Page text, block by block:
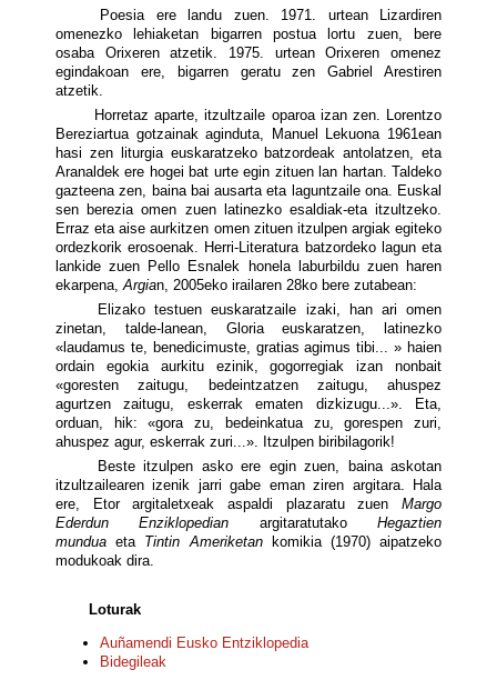
Poesia ere landu zuen. 1971. urtean Lizardiren
omenezko lehiaketan bigarren postua lortu zuen, bere
osaba Orixeren atzetik. 1975. urtean Orixeren omenez
egindakoan ere, bigarren geratu zen Gabriel Arestiren
atzetik.
Horretaz aparte, itzultzaile oparoa izan zen. Lorentzo
Bereziartua gotzainak aginduta, Manuel Lekuona 1961ean
hasi zen liturgia euskaratzeko batzordeak antolatzen, eta
Aranaldek ere hogei bat urte egin zituen lan hartan. Taldeko
gazteena zen, baina bai ausarta eta laguntzaile ona. Euskal
sen berezia omen zuen latinezko esaldiak-eta itzultzeko.
Erraz eta aise aurkitzen omen zituen itzulpen argiak egiteko
ordezkorik erosoenak. Herri-Literatura batzordeko lagun eta
lankide zuen Pello Esnalek honela laburbildu zuen haren
ekarpena, Argian, 2005eko irailaren 28ko bere zutabean:
Elizako testuen euskaratzaile izaki, han ari omen
zinetan, talde-lanean, Gloria euskaratzen, latinezko
«laudamus te, benedicimuste, gratias agimus tibi... » haien
ordain egokia aurkitu ezinik, gogorregiak izan nonbait
«goresten zaitugu, bedeintzatzen zaitugu, ahuspez
agurtzen zaitugu, eskerrak ematen dizkizugu...». Eta,
orduan, hik: «gora zu, bedeinkatua zu, gorespen zuri,
ahuspez agur, eskerrak zuri...». Itzulpen biribilagorik!
Beste itzulpen asko ere egin zuen, baina askotan
itzultzailearen izenik jarri gabe eman ziren argitara. Hala
ere, Etor argitaletxeak aspaldi plazaratu zuen Margo
Ederdun Enziklopedian argitaratutakoHegaztien
mundua eta Tintin Ameriketankomikia (1970) aipatzeko
modukoak dira.
Loturak
Auñamendi Eusko Entziklopedia
Bidegileak